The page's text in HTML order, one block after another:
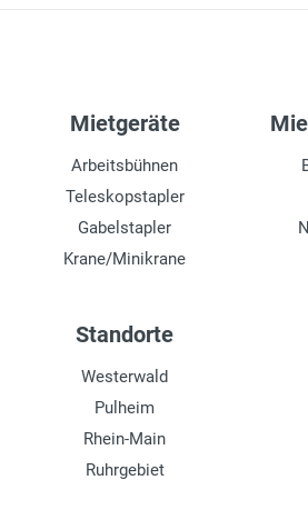
Zinkenverstellung
Getriebe
Automatik
ja
20 km/h
Mietgeräte
Arbeitsbühnen
Teleskopstapler
Gabelstapler
Krane/Minikrane
Standorte
Westerwald
Pulheim
Rhein-Main
Ruhrgebiet